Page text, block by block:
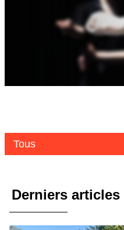
Tous
Derniers articles